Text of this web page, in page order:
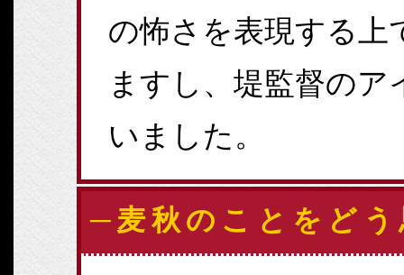
の怖さを表現する上
ますし、堤監督の
いました。
─麦秋のことをど